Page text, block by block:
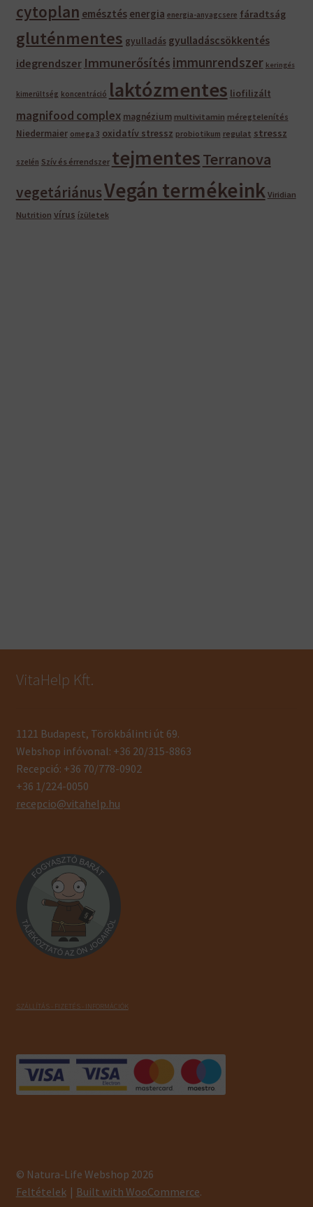
cytoplan emésztés energia energia-anyagcsere fáradtság
gluténmentes gyulladás gyulladáscsökkentés
idegrendszer Immunerősítés immunrendszer keringés
kimerültség koncentráció laktózmentes liofilizált
magnifood complex magnézium multivitamin méregtelenítés
Niedermaier omega 3 oxidatív stressz probiotikum regulat stressz
szelén Szív és érrendszer tejmentesTerranova
vegetáriánusVegán termékeink Viridian
Nutrition vírus ízületek
VitaHelp Kft.
1121 Budapest, Törökbálinti út 69.
Webshop infóvonal: +36 20/315-8863
Recepció: +36 70/778-0902
+36 1/224-0050
recepcio@vitahelp.hu
SZÁLLÍTÁS - FIZETÉS - INFORMÁCIÓK
© Natura-Life Webshop 2026
Feltételek
Built with WooCommerce.